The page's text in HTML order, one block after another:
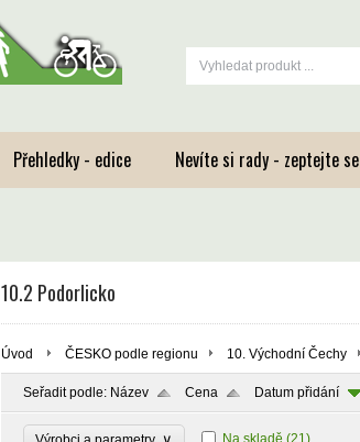
Přehledky - edice Nevíte si rady - zeptejte se
10.2 Podorlicko
Úvod ČESKO podle regionu 10. Východní Čechy
Seřadit podle: Název Cena Datum přidání
Na skladě (21)